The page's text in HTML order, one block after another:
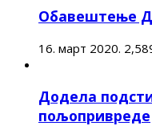
Обавештење
16. март 2020.
Додела
пољопривреде